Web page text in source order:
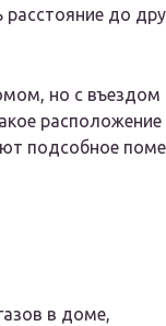
до
но с
подсобное
в доме,